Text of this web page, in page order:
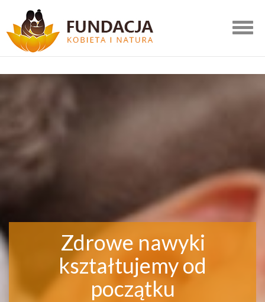
Zdrowe nawyki
kształtujemy od
początku